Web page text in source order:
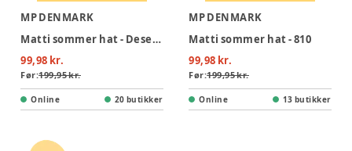
MP DENMARK
Matti sommer hat - Desert Sage
99,98 kr.
Før:199,95 kr.
Online 20 butikker
MP DENMARK
Matti sommer hat - 810
99,98 kr.
Før:199,95 kr.
Online 13 butikker